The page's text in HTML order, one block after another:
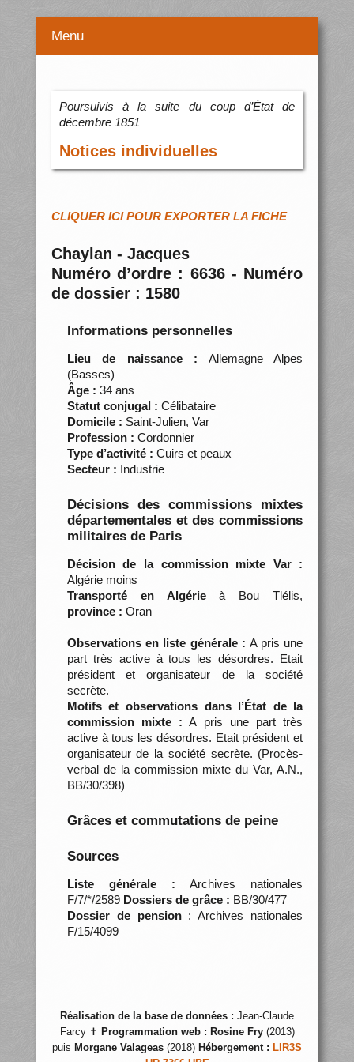
Menu
Poursuivis à la suite du coup d’État de
décembre 1851
Notices individuelles
CLIQUER ICI POUR EXPORTER LA FICHE
Chaylan - Jacques
Numéro d’ordre : 6636 - Numéro
de dossier : 1580
Informations personnelles
Lieu de naissance : Allemagne Alpes
(Basses)
Âge : 34 ans
Statut conjugal : Célibataire
Domicile : Saint-Julien, Var
Profession : Cordonnier
Type d’activité : Cuirs et peaux
Secteur : Industrie
Décisions des commissions mixtes
départementales et des commissions
militaires de Paris
Décision de la commission mixte Var :
Algérie moins
Transporté en Algérieà Bou Tlélis,
province : Oran
Observations en liste générale : A pris une
part très active à tous les désordres. Etait
président et organisateur de la société
secrète.
Motifs et observations dans l’État de la
commission mixte : A pris une part très
active à tous les désordres. Etait président et
organisateur de la société secrète. (Procès-
verbal de la commission mixte du Var, A.N.,
BB/30/398)
Grâces et commutations de peine
Sources
Liste générale : Archives nationales
F/7/*/2589 Dossiers de grâce : BB/30/477
Dossier de pension: Archives nationales
F/15/4099
Réalisation de la base de données : Jean-Claude
Farcy ✝ Programmation web : Rosine Fry(2013)
puis Morgane Valageas (2018) Hébergement : LIR3S